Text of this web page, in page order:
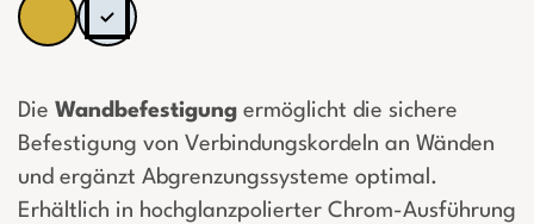
Die Wandbefestigung ermöglicht die sichere
Befestigung von Verbindungskordeln an Wänden
und ergänzt Abgrenzungssysteme optimal.
Erhältlich in hochglanzpolierter Chrom-Ausführung